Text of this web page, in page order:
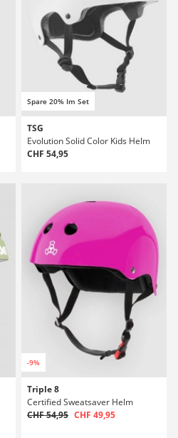
Spare 20% Im Set
TSG
Evolution Solid Color Kids Helm
CHF 54,95
-9%
Triple 8
Certified Sweatsaver Helm
CHF 54,95 CHF 49,95